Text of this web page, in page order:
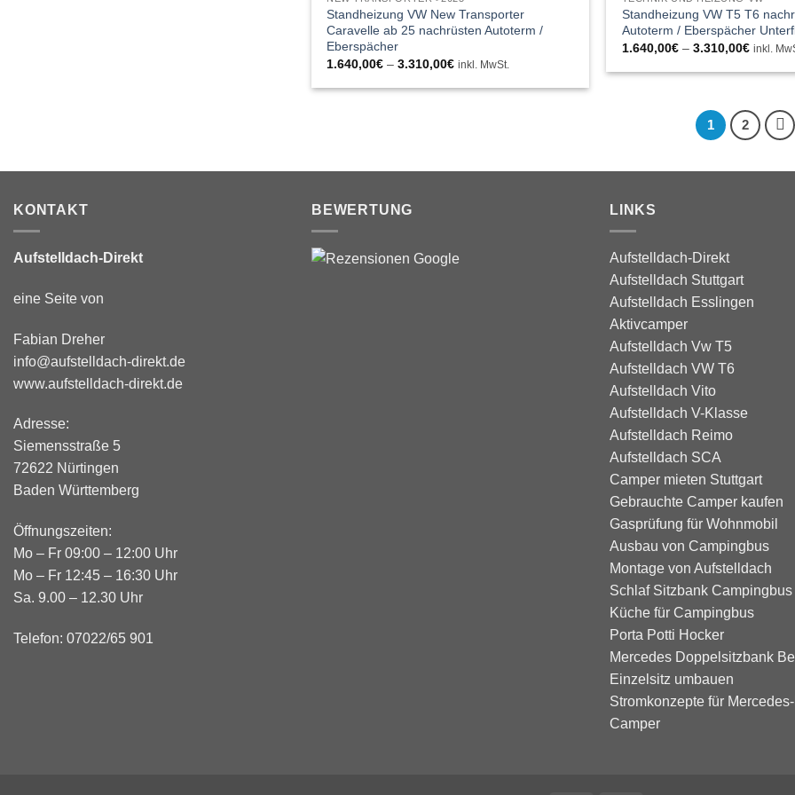
Standheizung VW New Transporter
Caravelle ab 25 nachrüsten Autoterm /
Eberspächer
1.640,00€ –3.310,00€Preisspanne:
bis
inkl. MwSt.
Standheizung VW T5 T6
Autoterm / Eberspächer
1.640,00€ – 3.310,00€
bis
inkl.
1 2
KONTAKT
Aufstelldach-Direkt
eine Seite von
Fabian Dreher
info@aufstelldach-direkt.de
www.aufstelldach-direkt.de
Adresse:
Siemensstraße 5
72622 Nürtingen
Baden Württemberg
Öffnungszeiten:
Mo – Fr 09:00 – 12:00 Uhr
Mo – Fr 12:45 – 16:30 Uhr
Sa. 9.00 – 12.30 Uhr
Telefon: 07022/65 901
BEWERTUNG LINKS
Aufstelldach-Direkt
Aufstelldach Stuttgart
Aufstelldach Esslingen
Aktivcamper
Aufstelldach Vw T5
Aufstelldach VW T6
Aufstelldach Vito
Aufstelldach V-Klasse
Aufstelldach Reimo
Aufstelldach SCA
Camper mieten Stuttgart
Gebrauchte Camper kaufen
Gasprüfung für Wohnmobil
Ausbau von Campingbus
Montage von Aufstelldach
Schlaf Sitzbank Campingbus
Küche für Campingbus
Porta Potti Hocker
Mercedes Doppelsitzbank
Einzelsitz umbauen
Stromkonzepte für
Camper